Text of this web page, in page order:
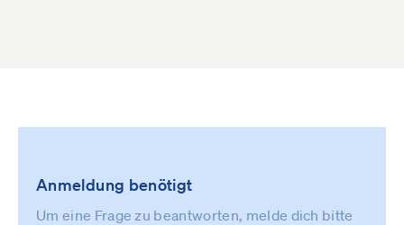
Anmeldung benötigt
Um eine Frage zu beantworten, melde dich bitte